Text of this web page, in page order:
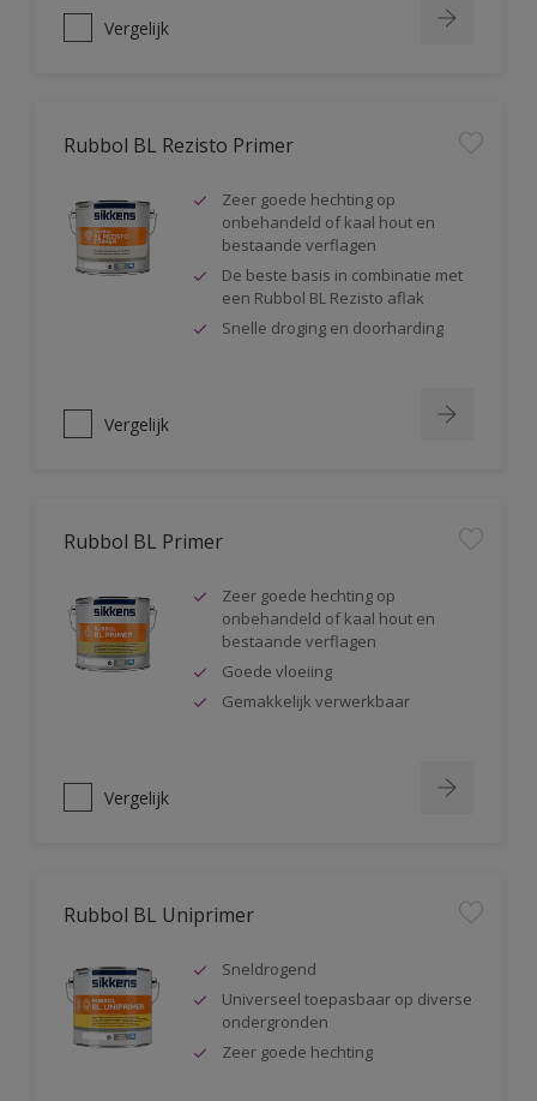
Vergelijk
Rubbol BL Rezisto Primer
Zeer goede hechting op
onbehandeld of kaal hout en
bestaande verflagen
De beste basis in combinatie met
een Rubbol BL Rezisto aflak
Snelle droging en doorharding
Vergelijk
Rubbol BL Primer
Zeer goede hechting op
onbehandeld of kaal hout en
bestaande verflagen
Goede vloeiing
Gemakkelijk verwerkbaar
Vergelijk
Rubbol BL Uniprimer
Sneldrogend
Universeel toepasbaar op diverse
ondergronden
Zeer goede hechting